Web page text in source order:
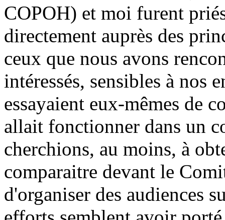
COPOH) et moi furent
directement auprès des
ceux que nous avons
intéressés, sensibles à nos
essayaient eux-mêmes de
allait fonctionner dans un
cherchions, au moins, à
comparaitre devant le
d'organiser des audiences